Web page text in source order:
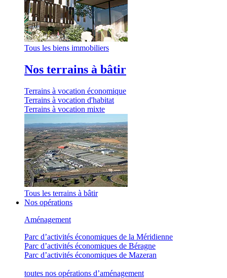
Tous les biens immobiliers
Nos terrains à bâtir
Terrains à vocation économique
Terrains à vocation d'habitat
Terrains à vocation mixte
Tous les terrains à bâtir
Nos opérations
Aménagement
Parc d’activités économiques de la Méridienne
Parc d’activités économiques de Béragne
Parc d’activités économiques de Mazeran
toutes nos opérations d’aménagement